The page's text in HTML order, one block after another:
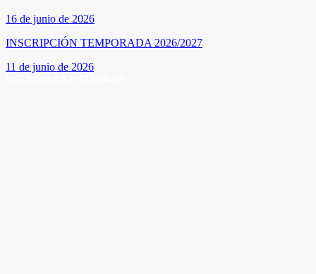
16 de junio de 2026
INSCRIPCIÓN TEMPORADA 2026/2027
11 de junio de 2026